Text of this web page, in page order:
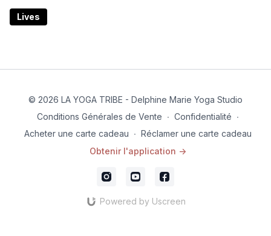
liberté dans le corps
Lives
© 2026 LA YOGA TRIBE - Delphine Marie Yoga Studio
Conditions Générales de Vente ∙ Confidentialité ∙
Acheter une carte cadeau ∙ Réclamer une carte cadeau
Obtenir l'application ->
Powered by Uscreen